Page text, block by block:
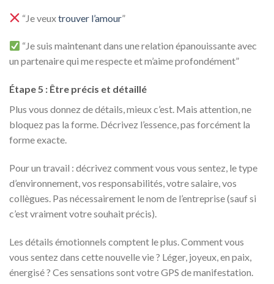
“Je veuxtrouver l’amour”
“Je suis maintenant dans une relation épanouissante avec
un partenaire qui me respecte et m’aime profondément”
Étape 5 : Être précis et détaillé
Plus vous donnez de détails, mieux c’est. Mais attention, ne
bloquez pas la forme. Décrivez l’essence, pas forcément la
forme exacte.
Pour un travail : décrivez comment vous vous sentez, le type
d’environnement, vos responsabilités, votre salaire, vos
collègues. Pas nécessairement le nom de l’entreprise (sauf si
c’est vraiment votre souhait précis).
Les détails émotionnels comptent le plus. Comment vous
vous sentez dans cette nouvelle vie ? Léger, joyeux, en paix,
énergisé ? Ces sensations sont votre GPS de manifestation.